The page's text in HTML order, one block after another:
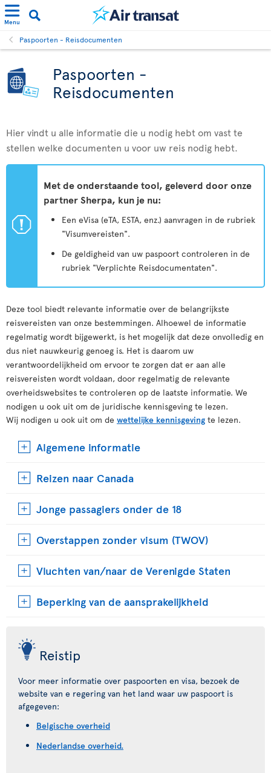
Menu
Paspoorten - Reisdocumenten
Paspoorten -
Reisdocumenten
Hier vindt u alle informatie die u nodig hebt om vast te
stellen welke documenten u voor uw reis nodig hebt.
ü
Met de onderstaande tool, geleverd door onze
partner Sherpa, kun je nu:
Een eVisa (eTA, ESTA, enz.) aanvragen in de rubriek
"Visumvereisten".
De geldigheid van uw paspoort controleren in de
rubriek "Verplichte Reisdocumentaten".
Deze tool biedt relevante informatie over de belangrijkste
reisvereisten van onze bestemmingen. Alhoewel de informatie
regelmatig wordt bijgewerkt, is het mogelijk dat deze onvolledig en
dus niet nauwkeurig genoeg is. Het is daarom uw
verantwoordelijkheid om ervoor te zorgen dat er aan alle
reisvereisten wordt voldaan, door regelmatig de relevante
overheidswebsites te controleren op de laatste informatie. We
nodigen u ook uit om de juridische kennisgeving te lezen.
Wij nodigen u ook uit om de wettelijke kennisgeving te lezen.
Algemene informatie
Reizen naar Canada
Jonge passagiers onder de 18
Overstappen zonder visum (TWOV)
Vluchten van/naar de Verenigde Staten
Beperking van de aansprakelijkheid
Reistip
Voor meer informatie over paspoorten en visa, bezoek de
website van e regering van het land waar uw paspoort is
afgegeven:
Belgische overheid
Nederlandse overheid.